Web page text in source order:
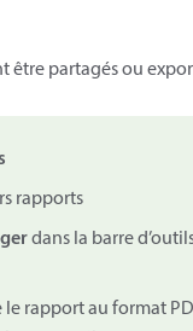
être partagés ou
rapports
dans la barre
rapport au format